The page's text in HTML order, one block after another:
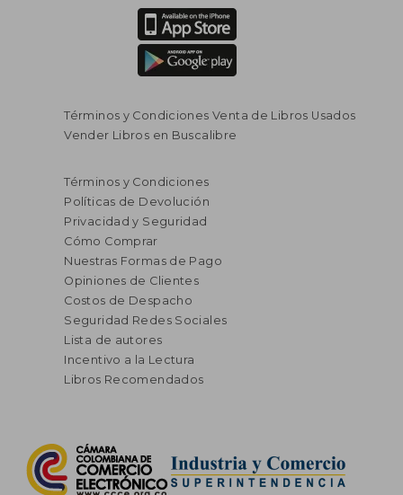
20%
dcto.
$ 72.000
$ 57.600
Términos y Condiciones Venta de Libros Usados
Vender Libros en Buscalibre
Términos y Condiciones
Políticas de Devolución
Privacidad y Seguridad
Cómo Comprar
Nuestras Formas de Pago
Opiniones de Clientes
Costos de Despacho
Seguridad Redes Sociales
Lista de autores
Incentivo a la Lectura
Libros Recomendados